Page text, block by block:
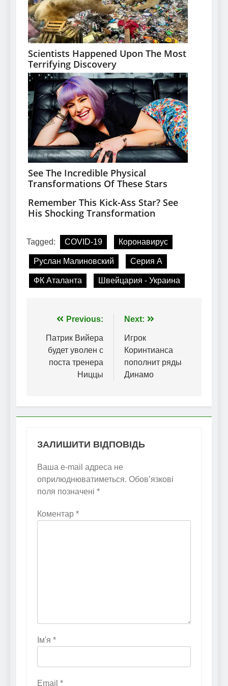
Tagged: COVID-19 Коронавирус
Руслан Малиновский Серия А
ФК Аталанта Швейцария - Украина
Навігація
записів
Previous:
Патрик Вийера
будет уволен с
поста тренера
Ниццы
Next:
Игрок
Коринтианса
пополнит ряды
Динамо
ЗАЛИШИТИ ВІДПОВІДЬ
Ваша e-mail адреса не
оприлюднюватиметься. Обов’язкові
поля позначені *
Коментар *
Ім'я *
Email *